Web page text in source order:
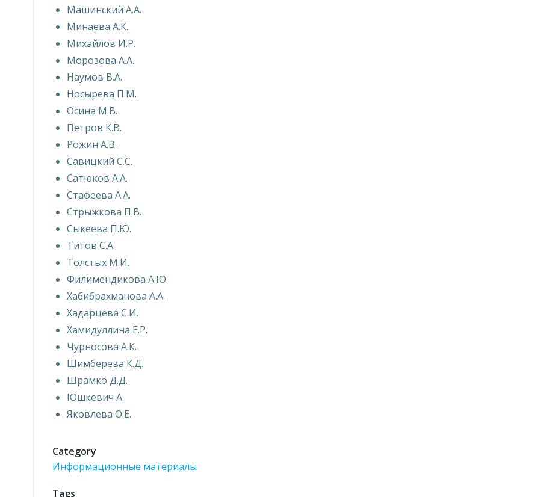
Машинский А.А.
Минаева А.К.
Михайлов И.Р.
Морозова А.А.
Наумов В.А.
Носырева П.М.
Осина М.В.
Петров К.В.
Рожин А.В.
Савицкий С.С.
Сатюков А.А.
Стафеева А.А.
Стрыжкова П.В.
Сыкеева П.Ю.
Титов С.А.
Толстых М.И.
Филимендикова А.Ю.
Хабибрахманова А.А.
Хадарцева С.И.
Хамидуллина Е.Р.
Чурносова А.К.
Шимберева К.Д.
Шрамко Д.Д.
Юшкевич А.
Яковлева О.Е.
Category
Информационные материалы
Tags